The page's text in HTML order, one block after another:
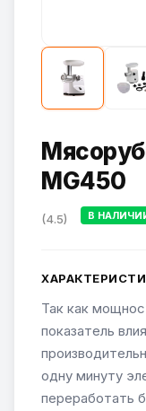
MG450
(4.5) В
Так как
показатель
одну минуту
переработать